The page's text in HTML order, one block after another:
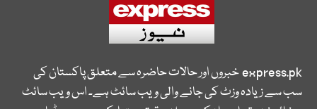
express.pkخبروں اور حالات حاضرہ سے متعلق پاکستان کی
سب سے زیادہ وزٹ کی جانے والی ویب سائٹ ہے۔ اس ویب سائٹ